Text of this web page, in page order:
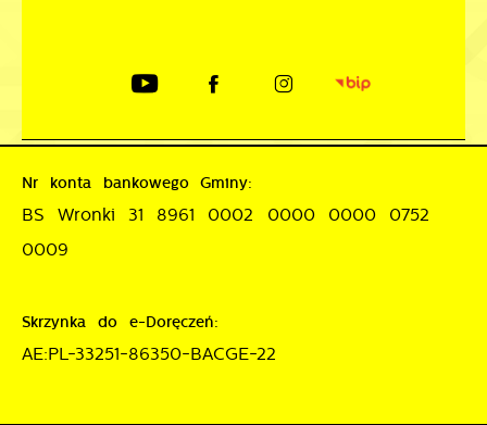
Nr konta bankowego Gminy:
BS Wronki 31 8961 0002 0000 0000 0752
0009
Skrzynka do e-Doręczeń:
AE:PL-33251-86350-BACGE-22